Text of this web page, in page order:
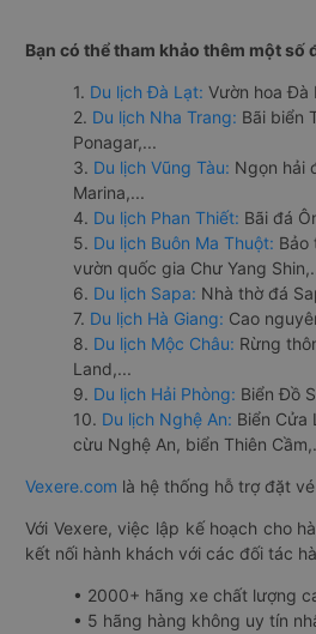
Bạn có thể tham khảo thêm một số
1. Du lịch Đà Lạt: Vườn hoa Đà
2. Du lịch Nha Trang: Bãi biển
Ponagar,...
3. Du lịch Vũng Tàu: Ngọn hải
Marina,...
4. Du lịch Phan Thiết: Bãi đá
5. Du lịch Buôn Ma Thuột: Bảo
vườn quốc gia Chư Yang
6. Du lịch Sapa: Nhà thờ đá
7. Du lịch Hà Giang: Cao
8. Du lịch Mộc Châu: Rừng
Land,...
9. Du lịch Hải Phòng: Biển Đồ
10. Du lịch Nghệ An: Biển Cửa
cừu Nghệ An, biển Thiên
Vexere.com là hệ thống hỗ trợ đặt
Với Vexere, việc lập kế hoạch cho
kết nối hành khách với các đối tác
• 2000+ hãng xe chất lượng
• 5 hãng hàng không uy tín